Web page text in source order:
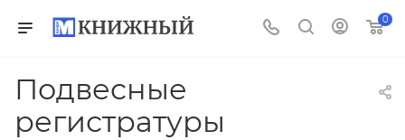
0
Подвесные
регистратуры